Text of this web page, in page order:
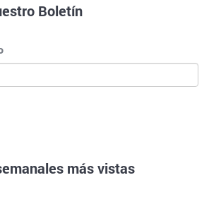
Boletín
más vistas